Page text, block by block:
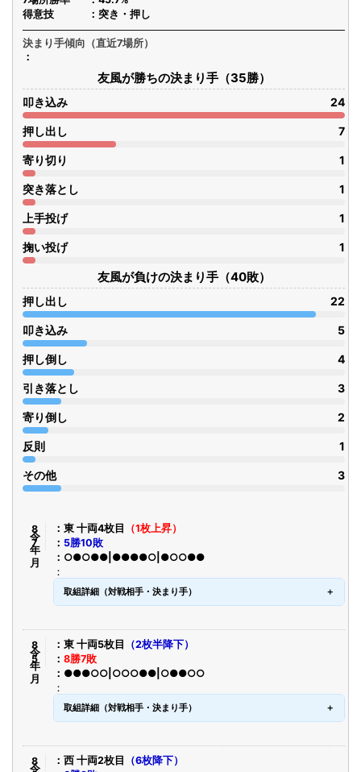
得意技
突き・押し
決まり手傾向（直近7場所）
友風が勝ちの決まり手（35勝）
叩き込み 24
押し出し 7
寄り切り 1
突き落とし 1
上手投げ 1
掬い投げ 1
友風が負けの決まり手（40敗）
押し出し 22
叩き込み 5
押し倒し 4
引き落とし 3
寄り倒し 2
反則 1
その他 3
令8年7月 東 十両4枚目
（1枚上昇）
5勝10敗
○●○●●|●●●●○|●○○●●
取組詳細（対戦相手・決まり手）
令8年5月 東 十両5枚目
（2枚半降下）
8勝7敗
●●●○○|○○○●●|○●●○○
取組詳細（対戦相手・決まり手）
西 十両2枚目
（6枚降下）